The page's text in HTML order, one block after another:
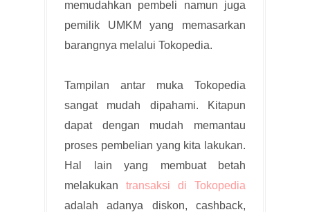
memudahkan pembeli namun juga
pemilik UMKM yang memasarkan
barangnya melalui Tokopedia.
Tampilan antar muka Tokopedia
sangat mudah dipahami. Kitapun
dapat dengan mudah memantau
proses pembelian yang kita lakukan.
Hal lain yang membuat betah
melakukan transaksi di Tokopedia
adalah adanya diskon, cashback,